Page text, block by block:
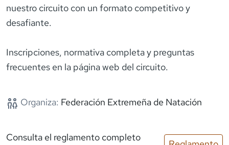
nuestro circuito con un formato competitivo y
desafiante.
Inscripciones, normativa completa y preguntas
frecuentes en la página web del circuito.
Organiza: Federación Extremeña de Natación
Consulta el reglamento completo